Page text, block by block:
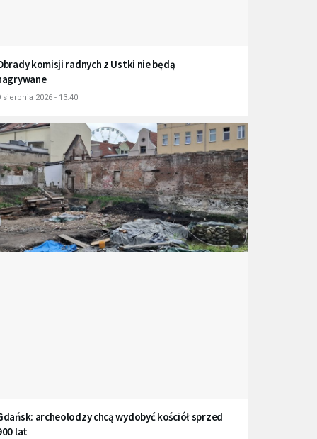
komisji radnych z Ustki nie będą
sierpnia 2026 - 13:40
archeolodzy chcą wydobyć kościół sprzed
lat